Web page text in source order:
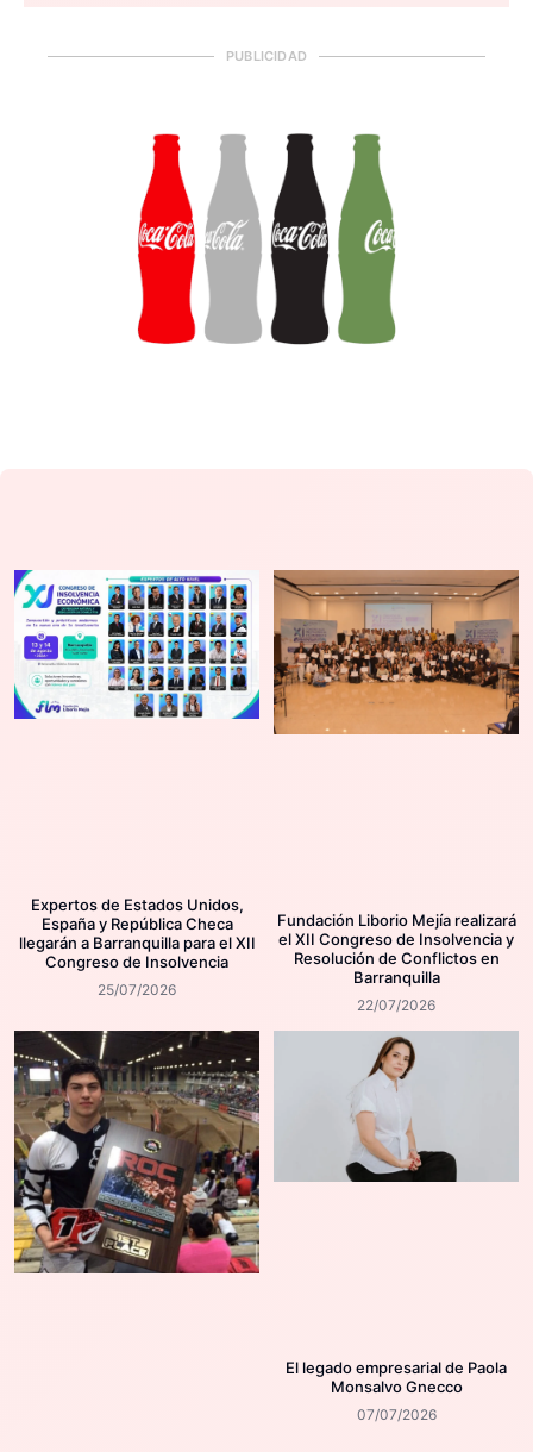
PUBLICIDAD
Expertos de Estados Unidos,
España y República Checa
llegarán a Barranquilla para el XII
Congreso de Insolvencia
25/07/2026
Fundación Liborio Mejía realizará
el XII Congreso de Insolvencia y
Resolución de Conflictos en
Barranquilla
22/07/2026
El legado empresarial de Paola
Monsalvo Gnecco
07/07/2026